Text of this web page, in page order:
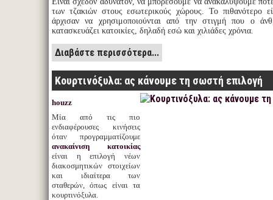
των τζακιών στους εσωτερικούς χώρους. Το πιθανότερο
άρχισαν να χρησιμοποιούνται από την στιγμή που ο
κατασκευάζει κατοικίες, δηλαδή εσώ και χιλιάδες χρόνια.
Διαβάστε περισσότερα...
Κουρτινόξυλα: ας κάνουμε τη σωστή επιλογή
houzz
Μία από τις πιο
ενδιαφέρουσες κινήσεις
όταν προγραμματίζουμε
ανακαίνιση κατοικίας
είναι η επιλογή νέων
διακοσμητικών στοιχείων
και ιδιαίτερα των
σταθερών, όπως είναι τα
κουρτινόξυλα.